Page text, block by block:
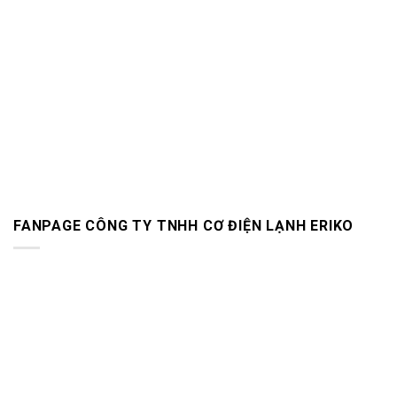
FANPAGE CÔNG TY TNHH CƠ ĐIỆN LẠNH ERIKO